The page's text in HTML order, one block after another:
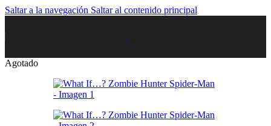
Saltar a la navegación Saltar al contenido principal
Agotado